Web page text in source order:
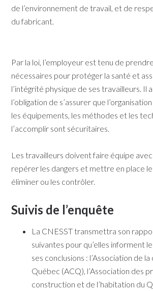
de l’environnement de travail, et de
du fabricant.​​
Par la loi, l’employeur est tenu de
nécessaires pour protéger la santé et
l’intégrité physique de ses travailleurs. Il
l’obligation de s’assurer que
les équipements, les méthodes et les
l’accomplir sont sécuritaires.​​
Les travailleurs doivent faire équipe
repérer les dangers et mettre en place
éliminer ou les contrôler.​​
Suivis de l’enquête
La CNESST transmettra son
suivantes pour qu’elles informent
ses conclusions : ​l’Association de
Québec (ACQ), l’Association des
construction et de l’habitation du